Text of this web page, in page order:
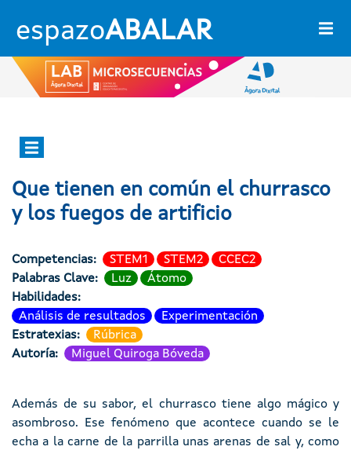
espazoABALAR
Ágora dixital
Que tienen en común el churrasco
y los fuegos de artificio
Competencias STEM1 STEM2
CCEC2
Palabras Clave
Luz
Átomo
Habilidades
Análisis de resultados
Experimentación
Estratexias
Rúbrica
Autoría
Miguel Quiroga Bóveda
Además de su sabor, el churrasco tiene algo mágico y
asombroso. Ese fenómeno que acontece cuando se le
echa a la carne de la parrilla unas arenas de sal y, como